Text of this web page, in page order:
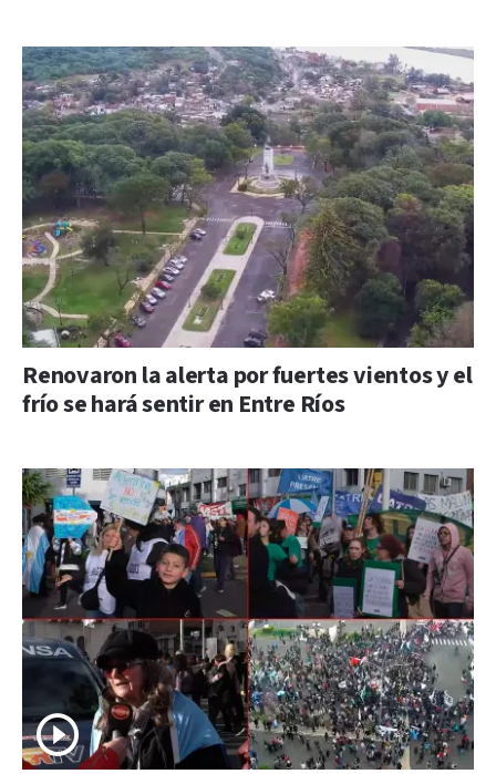
Renovaron la alerta por fuertes vientos y el
frío se hará sentir en Entre Ríos